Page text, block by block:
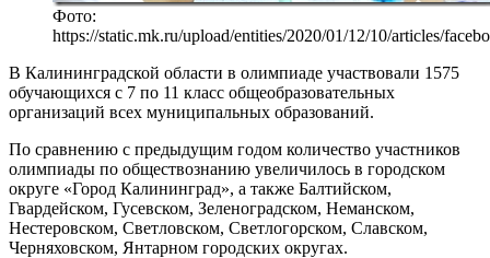
Фото:
https://static.mk.ru/upload/entities/2020/01/12/10/articles/
В Калининградской области в олимпиаде участвовали 1575
обучающихся с 7 по 11 класс общеобразовательных
организаций всех муниципальных образований.
По сравнению с предыдущим годом количество участников
олимпиады по обществознанию увеличилось в городском
округе «Город Калининград», а также Балтийском,
Гвардейском, Гусевском, Зеленоградском, Неманском,
Нестеровском, Светловском, Светлогорском, Славском,
Черняховском, Янтарном городских округах.